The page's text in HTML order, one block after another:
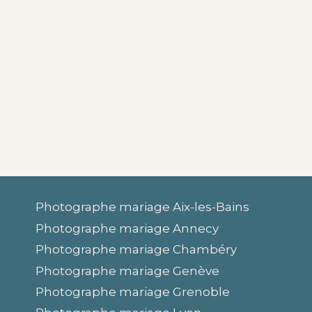
Photographe mariage Aix-les-Bains
Photographe mariage Annecy
Photographe mariage Chambéry
Photographe mariage Genève
Photographe mariage Grenoble